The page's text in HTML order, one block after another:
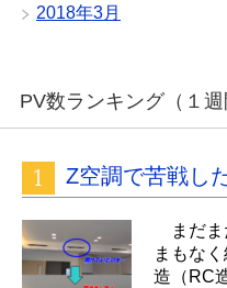
2018年3月
PV数ランキング（１週
Z空調で苦戦し
まだま
まもな
造（RC